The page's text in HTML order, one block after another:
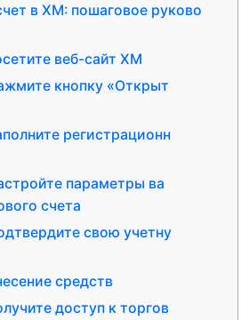
в XM: пошаговое руково
веб-сайт XM
кнопку «Открыт
регистрационн
параметры ва
счета
свою учетну
средств
доступ к торгов